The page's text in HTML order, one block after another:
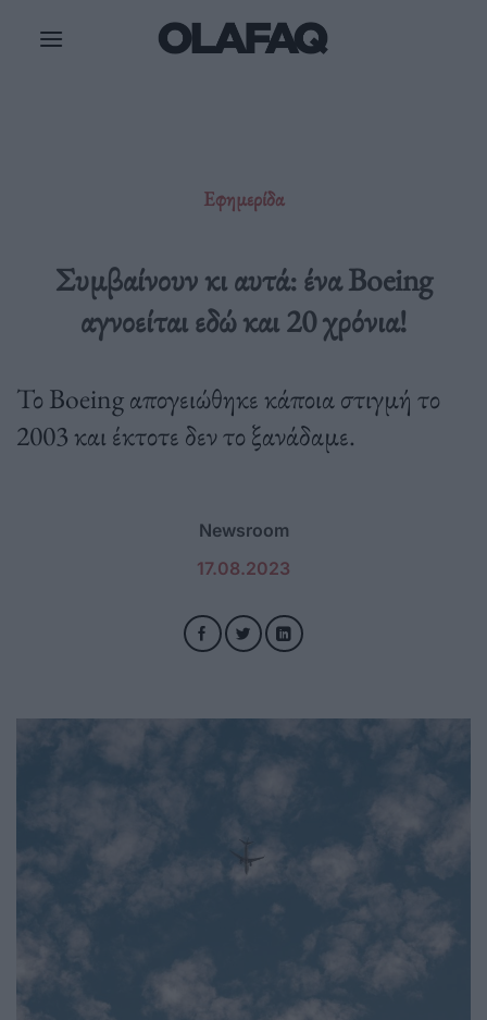
Εφημερίδα
Συμβαίνουν κι αυτά: ένα Boeing
αγνοείται εδώ και 20 χρόνια!
Το Boeing απογειώθηκε κάποια στιγμή το
2003 και έκτοτε δεν το ξανάδαμε.
Newsroom
17.08.2023